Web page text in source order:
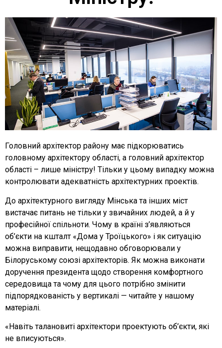
Головний архітектор району має підкорюватись
головному архітектору області, а головний архітектор
області – лише міністру! Тільки у цьому випадку можна
контролювати адекватність архітектурних проектів.
До архітектурного вигляду Мінська та інших міст
вистачає питань не тільки у звичайних людей, а й у
професійної спільноти. Чому в країні з’являються
об’єкти на кшталт «Дома у Троїцького» і як ситуацію
можна виправити, нещодавно обговорювали у
Білоруському союзі архітекторів. Як можна виконати
доручення президента щодо створення комфортного
середовища та чому для цього потрібно змінити
підпорядкованість у вертикалі — читайте у нашому
матеріалі.
«Навіть талановиті архітектори проектують об’єкти, які
не вписуються».